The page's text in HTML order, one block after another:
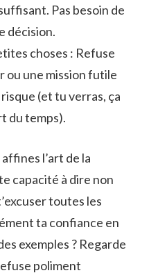
Pas besoin de
décision.
choses : Refuse
ou une mission futile
(et tu verras, ça
du temps).
l’art de la
capacité à dire non
toutes les
ta confiance en
exemples ? Regarde
poliment